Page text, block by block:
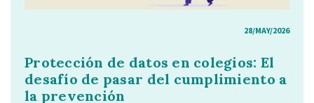
28/MAY/2026
Protección de datos en colegios: El
desafío de pasar del cumplimiento a
la prevención